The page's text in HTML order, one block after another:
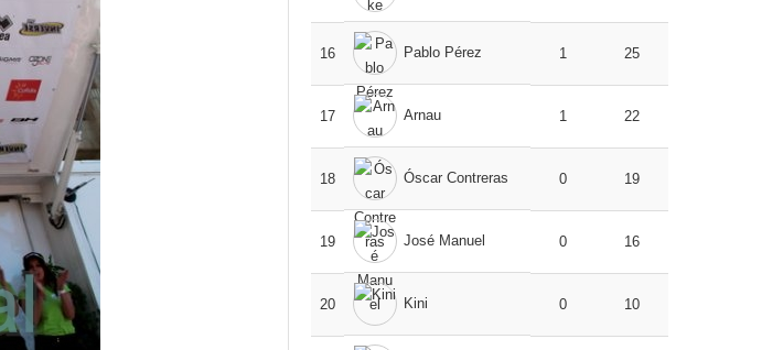
16 Pablo Pérez 1 25
17 Arnau 1 22
18 Óscar Contreras 0 19
19 José Manuel 0 16
20 Kini 0 10